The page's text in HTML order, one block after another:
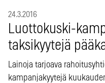
24.3.2016
Luottokuski-
taksikyytejä
Lainoja tarjoava
kampanjakyytejä